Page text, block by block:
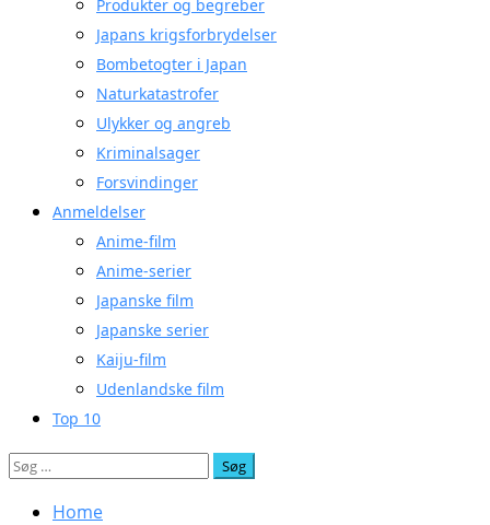
Produkter og begreber
Japans krigsforbrydelser
Bombetogter i Japan
Naturkatastrofer
Ulykker og angreb
Kriminalsager
Forsvindinger
Anmeldelser
Anime-film
Anime-serier
Japanske film
Japanske serier
Kaiju-film
Udenlandske film
Top 10
Søg
Home